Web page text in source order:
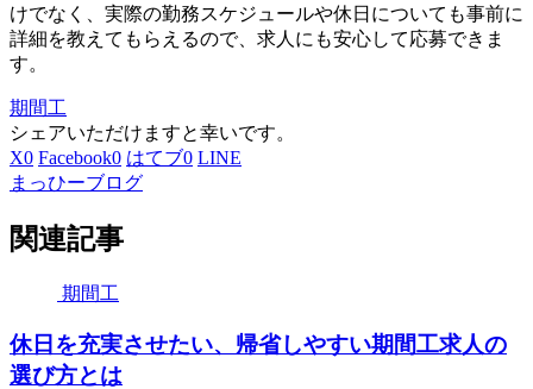
けでなく、実際の勤務スケジュールや休日についても事前に
詳細を教えてもらえるので、求人にも安心して応募できま
す。
期間工
シェアいただけますと幸いです。
X0 Facebook0 はてブ0 LINE
まっひーブログ
関連記事
期間工
休日を充実させたい、帰省しやすい期間工求人の
選び方とは